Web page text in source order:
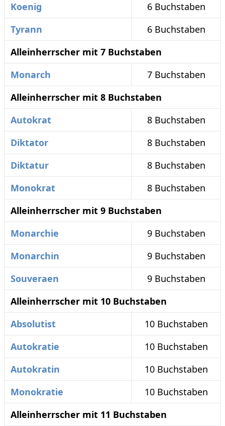
Koenig
6 Buchstaben
Tyrann
6 Buchstaben
Alleinherrscher mit 7 Buchstaben
Monarch
7 Buchstaben
Alleinherrscher mit 8 Buchstaben
Autokrat
8 Buchstaben
Diktator
8 Buchstaben
Diktatur
8 Buchstaben
Monokrat
8 Buchstaben
Alleinherrscher mit 9 Buchstaben
Monarchie
9 Buchstaben
Monarchin
9 Buchstaben
Souveraen
9 Buchstaben
Alleinherrscher mit 10 Buchstaben
Absolutist
10 Buchstaben
Autokratie
10 Buchstaben
Autokratin
10 Buchstaben
Monokratie
10 Buchstaben
Alleinherrscher mit 11 Buchstaben